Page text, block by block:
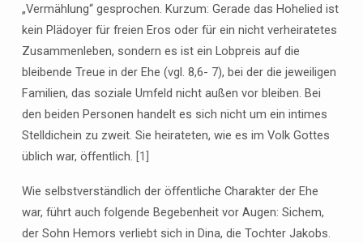
„Vermählung“ gesprochen. Kurzum: Gerade das Hohelied ist
kein Plädoyer für freien Eros oder für ein nicht verheiratetes
Zusammenleben, sondern es ist ein Lobpreis auf die
bleibende Treue in der Ehe (vgl. 8,6- 7), bei der die jeweiligen
Familien, das soziale Umfeld nicht außen vor bleiben. Bei
den beiden Personen handelt es sich nicht um ein intimes
Stelldichein zu zweit. Sie heirateten, wie es im Volk Gottes
üblich war, öffentlich. [1]
Wie selbstverständlich der öffentliche Charakter der Ehe
war, führt auch folgende Begebenheit vor Augen: Sichem,
der Sohn Hemors verliebt sich in Dina, die Tochter Jakobs.